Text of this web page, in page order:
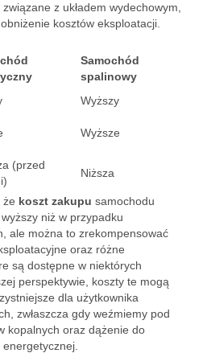
z układem wydechowym,
kosztów eksploatacji.
Samochód
spalinowy
Wyższy
Wyższe
(przed
Niższa
że koszt zakupu samochodu
niż w przypadku
ale można to zrekompensować
oraz różne
są dostępne w niektórych
perspektywie, koszty te mogą
dla użytkownika
zwłaszcza gdy weźmiemy pod
kopalnych oraz dążenie do